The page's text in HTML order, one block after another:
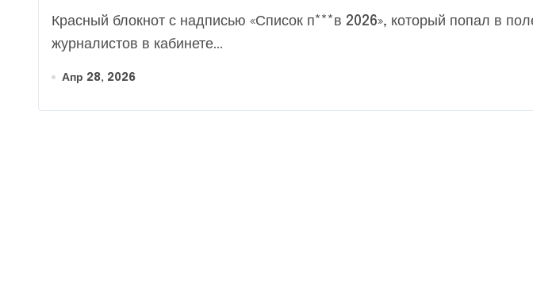
Красный блокнот с надписью «Список п***в 2026», который попал в поле зрения
журналистов в кабинете...
Апр 28, 2026